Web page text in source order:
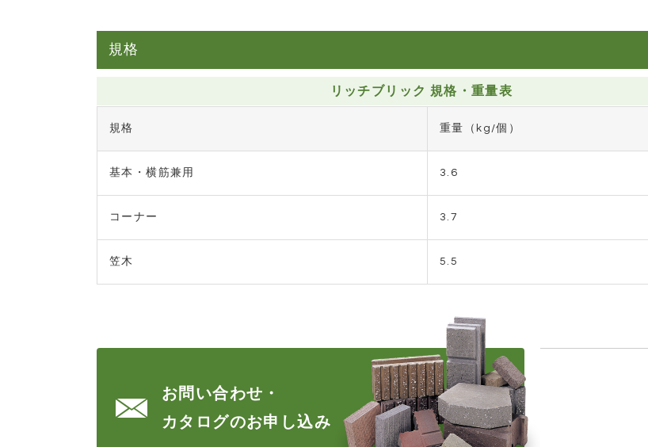
規格
リッチブリック 規格・重量表
規格 重量（kg/個）
基本・横筋兼用 3.6
コーナー 3.7
笠木 5.5
お問い合わせ・
カタログのお申し込み